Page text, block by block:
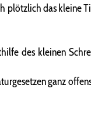
plötzlich das kleine
des kleinen
ganz